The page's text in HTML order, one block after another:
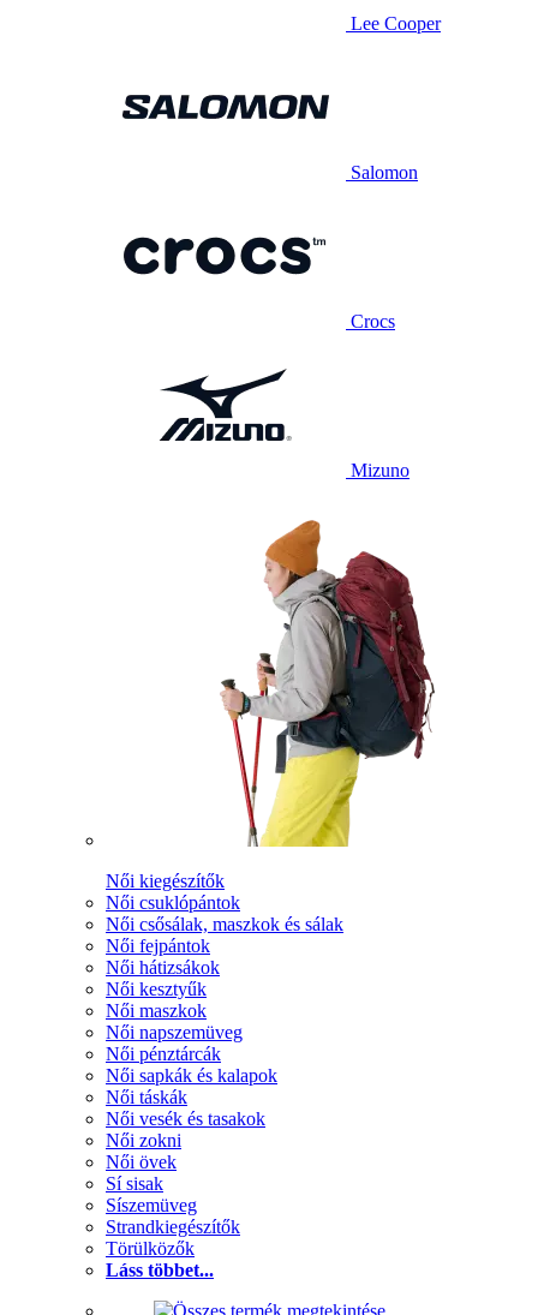
Lee Cooper
Salomon
Crocs
Mizuno
Női kiegészítők
Női csuklópántok
Női csősálak, maszkok és sálak
Női fejpántok
Női hátizsákok
Női kesztyűk
Női maszkok
Női napszemüveg
Női pénztárcák
Női sapkák és kalapok
Női táskák
Női vesék és tasakok
Női zokni
Női övek
Sí sisak
Síszemüveg
Strandkiegészítők
Törülközők
Láss többet...